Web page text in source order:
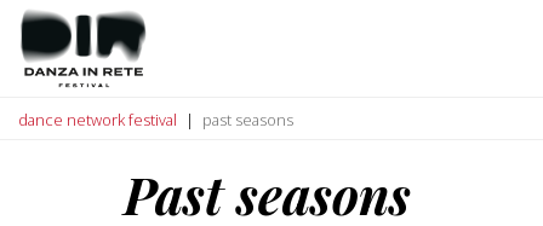
dance network festival past seasons
Past seasons